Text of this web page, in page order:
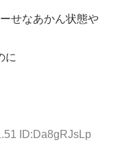
せなあかん状態や
に
ID:Da8gRJsLp